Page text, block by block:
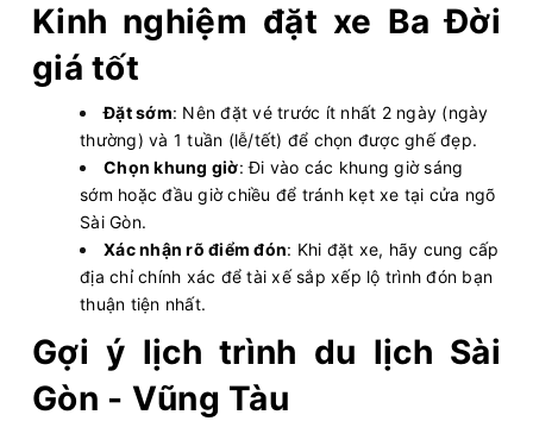
Kinh nghiệm đặt xe Ba Đời
giá tốt
Đặt sớm: Nên đặt vé trước ít nhất 2 ngày (ngày
thường) và 1 tuần (lễ/tết) để chọn được ghế đẹp.
Chọn khung giờ: Đi vào các khung giờ sáng
sớm hoặc đầu giờ chiều để tránh kẹt xe tại cửa ngõ
Sài Gòn.
Xác nhận rõ điểm đón: Khi đặt xe, hãy cung cấp
địa chỉ chính xác để tài xế sắp xếp lộ trình đón bạn
thuận tiện nhất.
Gợi ý lịch trình du lịch Sài
Gòn - Vũng Tàu